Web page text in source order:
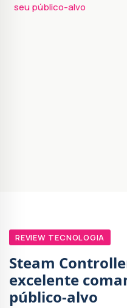
seu público-alvo
REVIEW TECNOLOGIA
Steam
excelente
público-alvo